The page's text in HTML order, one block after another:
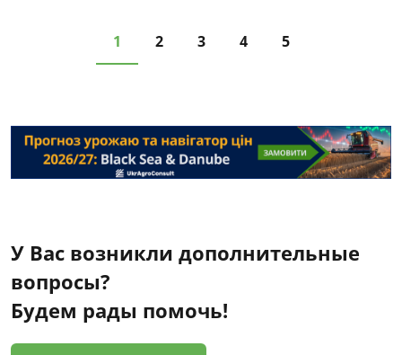
1 2 3 4 5
У Вас возникли дополнительные
вопросы?
Будем рады помочь!